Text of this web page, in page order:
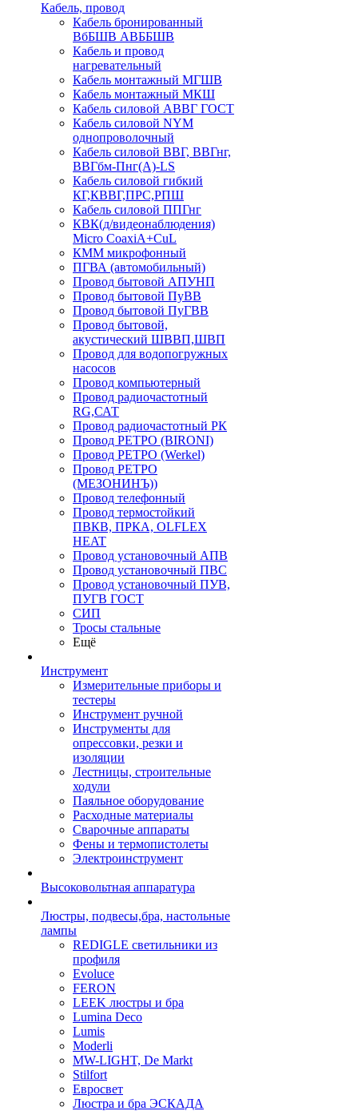
Кабель, провод
Кабель бронированный
ВбБШВ АВББШВ
Кабель и провод
нагревательный
Кабель монтажный МГШВ
Кабель монтажный МКШ
Кабель силовой АВВГ ГОСТ
Кабель силовой NYM
однопроволочный
Кабель силовой ВВГ, ВВГнг,
ВВГбм-Пнг(А)-LS
Кабель силовой гибкий
КГ,КВВГ,ПРС,РПШ
Кабель силовой ППГнг
КВК(д/видеонаблюдения)
Micro CoaxiA+CuL
КММ микрофонный
ПГВА (автомобильный)
Провод бытовой АПУНП
Провод бытовой ПуВВ
Провод бытовой ПуГВВ
Провод бытовой,
акустический ШВВП,ШВП
Провод для водопогружных
насосов
Провод компьютерный
Провод радиочастотный
RG,САТ
Провод радиочастотный РК
Провод РЕТРО (BIRONI)
Провод РЕТРО (Werkel)
Провод РЕТРО
(МЕЗОНИНЪ))
Провод телефонный
Провод термостойкий
ПВКВ, ПРКА, OLFLEX
HEAT
Провод установочный АПВ
Провод установочный ПВС
Провод установочный ПУВ,
ПУГВ ГОСТ
СИП
Тросы стальные
Ещё
Инструмент
Измерительные приборы и
тестеры
Инструмент ручной
Инструменты для
опрессовки, резки и
изоляции
Лестницы, строительные
ходули
Паяльное оборудование
Расходные материалы
Сварочные аппараты
Фены и термопистолеты
Электроинструмент
Высоковольтная аппаратура
Люстры, подвесы,бра, настольные
лампы
REDIGLE светильники из
профиля
Evoluce
FERON
LEEK люстры и бра
Lumina Deco
Lumis
Moderli
MW-LIGHT, De Markt
Stilfort
Евросвет
Люстра и бра ЭСКАДА